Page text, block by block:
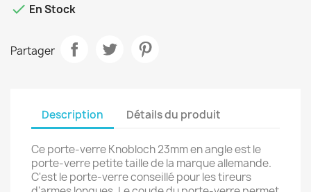
 En Stock
Partager
Description Détails du produit
Ce porte-verre Knobloch 23mm en angle est le
porte-verre petite taille de la marque allemande.
C'est le porte-verre conseillé pour les tireurs